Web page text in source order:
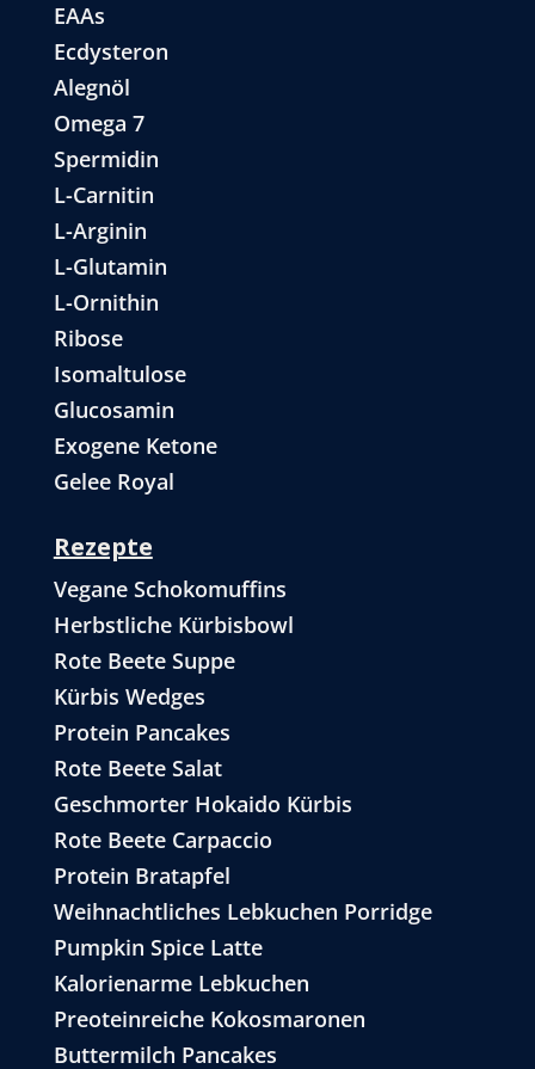
EAAs
Ecdysteron
Alegnöl
Omega 7
Spermidin
L-Carnitin
L-Arginin
L-Glutamin
L-Ornithin
Ribose
Isomaltulose
Glucosamin
Exogene Ketone
Gelee Royal
Rezepte
Vegane Schokomuffins
Herbstliche Kürbisbowl
Rote Beete Suppe
Kürbis Wedges
Protein Pancakes
Rote Beete Salat
Geschmorter Hokaido Kürbis
Rote Beete Carpaccio
Protein Bratapfel
Weihnachtliches Lebkuchen Porridge
Pumpkin Spice Latte
Kalorienarme Lebkuchen
Preoteinreiche Kokosmaronen
Buttermilch Pancakes